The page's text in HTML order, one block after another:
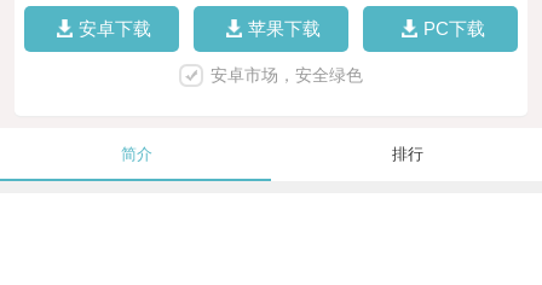
安卓下载 苹果下载 PC下载
安卓市场，安全绿色
简介 排行